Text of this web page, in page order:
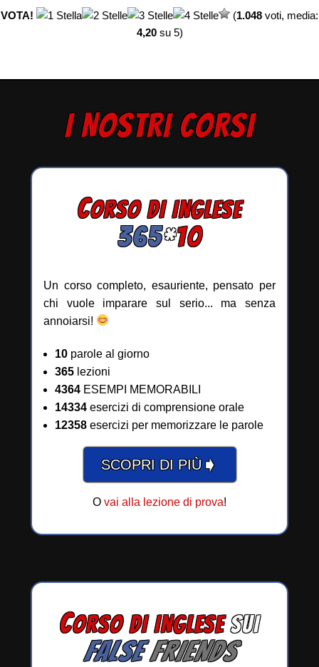
VOTA! (1.048 voti, media:
4,20su 5)
I NOSTRI CORSI
CORSO DI INGLESE
365*10
Un corso completo, esauriente, pensato per
chi vuole imparare sul serio... ma senza
annoiarsi!
10 parole al giorno
365 lezioni
4364 ESEMPI MEMORABILI
14334 esercizi di comprensione orale
12358 esercizi per memorizzare le parole
SCOPRI DI PIÙ➧
O vai alla lezione di prova!
CORSO DI INGLESESUI
FALSEFRIENDS